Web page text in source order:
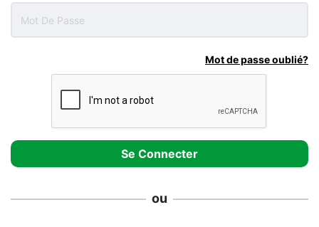
Mot de passe oublié?
ou